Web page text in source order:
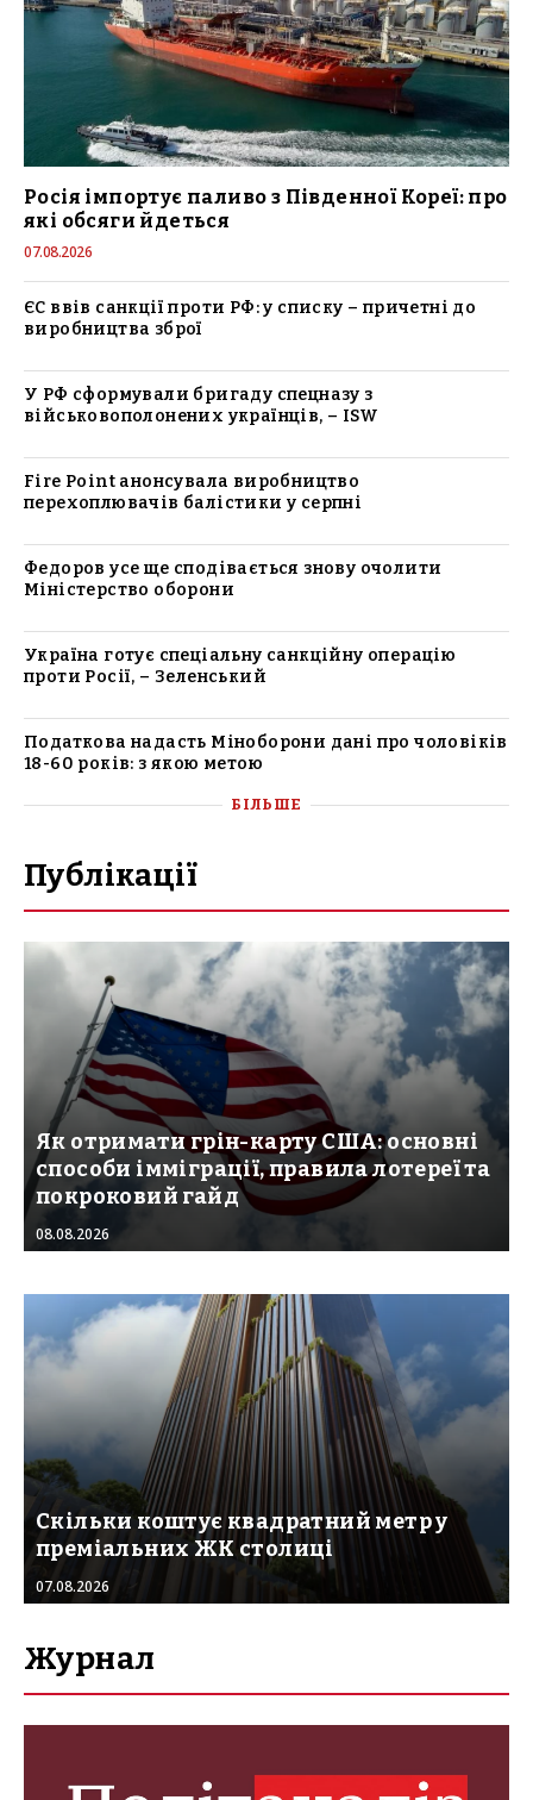
Росія імпортує паливо з Південної Кореї: про
які обсяги йдеться
07.08.2026
ЄС ввів санкції проти РФ: у списку – причетні до
виробництва зброї
У РФ сформували бригаду спецназу з
військовополонених українців, – ISW
Fire Point анонсувала виробництво
перехоплювачів балістики у серпні
Федоров усе ще сподівається знову очолити
Міністерство оборони
Україна готує спеціальну санкційну операцію
проти Росії, – Зеленський
Податкова надасть Міноборони дані про чоловіків
18-60 років: з якою метою
БІЛЬШЕ
Публікації
Як отримати грін-карту США: основні
способи імміграції, правила лотереї та
покроковий гайд
08.08.2026
Скільки коштує квадратний метр у
преміальних ЖК столиці
07.08.2026
Журнал